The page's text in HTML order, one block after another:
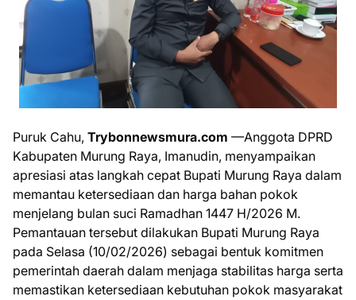
Puruk Cahu, Trybonnewsmura.com —Anggota DPRD
Kabupaten Murung Raya, Imanudin, menyampaikan
apresiasi atas langkah cepat Bupati Murung Raya dalam
memantau ketersediaan dan harga bahan pokok
menjelang bulan suci Ramadhan 1447 H/2026 M.
Pemantauan tersebut dilakukan Bupati Murung Raya
pada Selasa (10/02/2026) sebagai bentuk komitmen
pemerintah daerah dalam menjaga stabilitas harga serta
memastikan ketersediaan kebutuhan pokok masyarakat